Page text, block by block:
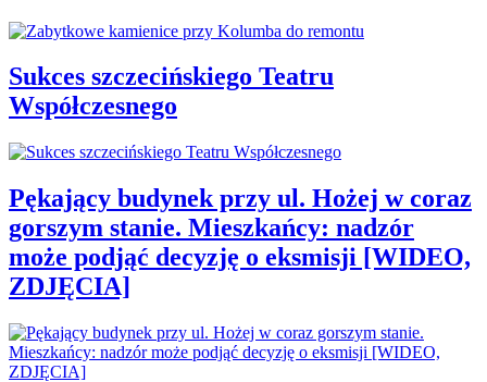
Sukces szczecińskiego Teatru
Współczesnego
Pękający budynek przy ul. Hożej w coraz
gorszym stanie. Mieszkańcy: nadzór
może podjąć decyzję o eksmisji [WIDEO,
ZDJĘCIA]